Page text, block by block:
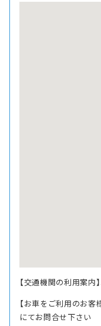
【交通機関の利用案内
【お車をご利用のお客
にてお問合せ下さい